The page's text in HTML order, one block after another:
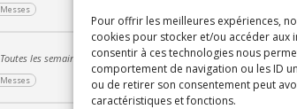
Pour offrir les meilleures expériences,
cookies pour stocker et/ou accéder aux
consentir à ces technologies nous
comportement de navigation ou les ID
ou de retirer son consentement peut
caractéristiques et fonctions.
Messes
Toutes les semaines le samedi, dimanche
Messes